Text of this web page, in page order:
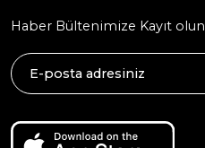
Haber Bültenimize Kayıt olun